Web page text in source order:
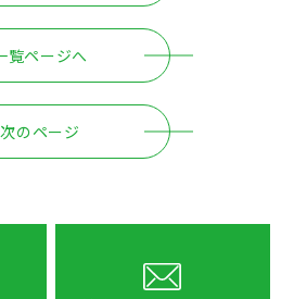
覧ページへ
次のページ